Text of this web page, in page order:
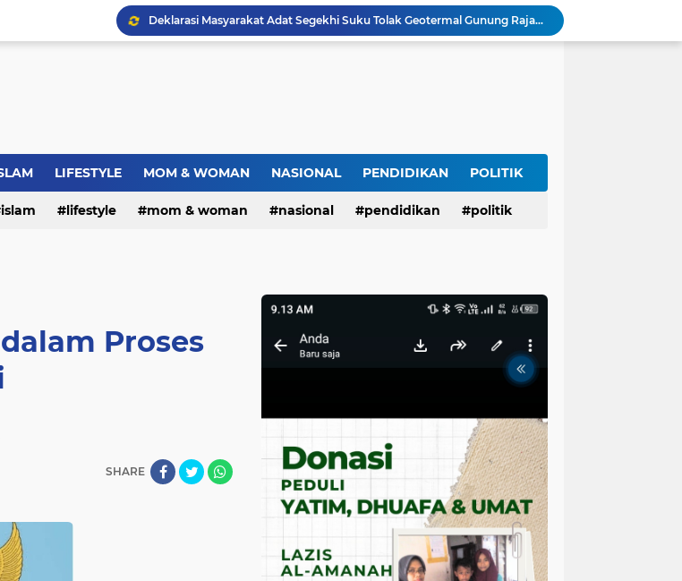
Deklarasi Masyarakat Adat Segekhi Suku Tolak Geotermal Gunung Rajabasa, Advokat Siap Kawal Secara Hukum
Bupati Pemalang Lantik Dirut PDAM Tirta Mulia Baru
LIFESTYLE MOM & WOMAN NASIONAL PENDIDIKAN POLITIK
islam lifestyle mom & woman nasional pendidikan politik
Proses
SHARE